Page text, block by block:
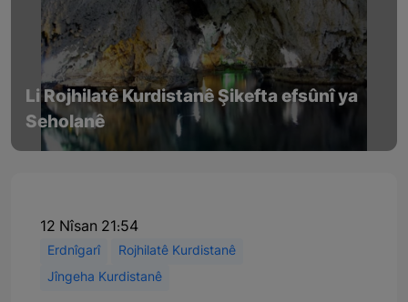
Li Rojhilatê Kurdistanê Şikefta efsûnî ya
Seholanê
12 Nîsan 21:54
Erdnîgarî
Rojhilatê Kurdistanê
Jîngeha Kurdistanê